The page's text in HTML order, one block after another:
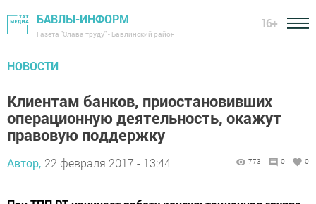
БАВЛЫ-ИНФОРМ
Газета "Слава труду" - Бавлинский район
16+
НОВОСТИ
Клиентам банков, приостановивших
операционную деятельность, окажут
правовую поддержку
Автор, 22 февраля 2017 - 13:44 773 0 0